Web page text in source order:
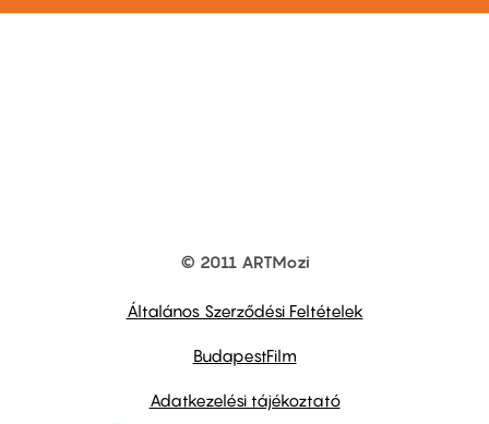
© 2011 ARTMozi
Általános Szerződési Feltételek
BudapestFilm
Adatkezelési tájékoztató